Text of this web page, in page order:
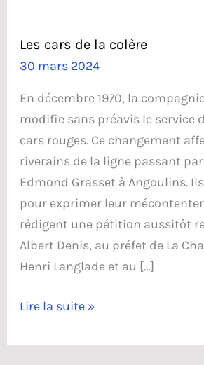
Les cars de la colère
30 mars 2024
En décembre 1970, la
modifie sans préavis le service
cars rouges. Ce changement
riverains de la ligne passant par
Edmond Grasset à Angoulins.
pour exprimer leur
rédigent une pétition aussitôt
Albert Denis, au préfet de La
Henri Langlade et au […]
Les
de
Lire la suite »